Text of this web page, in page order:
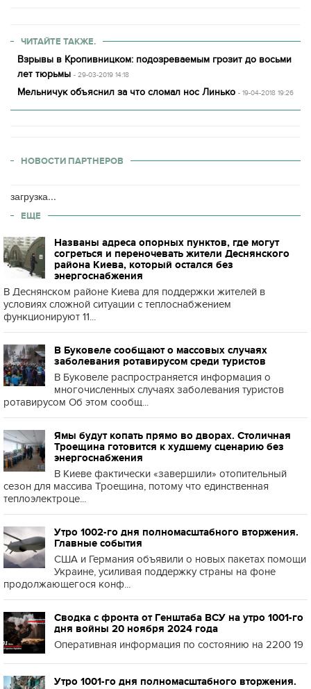
ЧИТАЙТЕ ТАКЖЕ.
Взрывы в Кропивницком: подозреваемым грозит до восьми
лет тюрьмы - 29-03-2019 14:18
Мельничук объяснил за что сломал нос Линько - 19-04-2018 19:26
НОВОСТИ ПАРТНЕРОВ
загрузка...
ЕЩЕ
Названы адреса опорных пунктов, где могут
согреться и переночевать жители Деснянского
района Киева, который остался без
энергоснабжения
В Деснянском районе Киева для поддержки жителей в
условиях сложной ситуации с теплоснабжением
функционируют 11...
В Буковеле сообщают о массовых случаях
заболевания ротавирусом среди туристов
В Буковеле распространяется информация о
многочисленных случаях заболевания туристов
ротавирусом Об этом сообщ...
Ямы будут копать прямо во дворах. Столичная
Троещина готовится к худшему сценарию без
энергоснабжения
В Киеве фактически «завершили» отопительный
сезон для массива Троещина, потому что единственная
теплоэлектроце...
Утро 1002-го дня полномасштабного вторжения.
Главные события
США и Германия объявили о новых пакетах помощи
Украине, усиливая поддержку страны на фоне
продолжающегося конф...
Сводка с фронта от Генштаба ВСУ на утро 1001-го
дня войны 20 ноября 2024 года
Оперативная информация по состоянию на 2200 19
Утро 1001-го дня полномасштабного вторжения.